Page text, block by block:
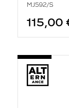
MJ592/S
115,00